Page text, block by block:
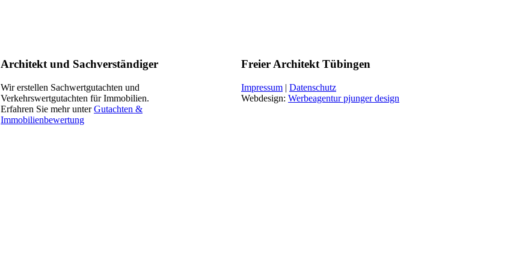
Architekt und Sachverständiger
Wir erstellen Sachwertgutachten und
Verkehrswertgutachten für Immobilien.
Erfahren Sie mehr unterGutachten &
Immobilienbewertung
Freier Architekt Tübingen
Impressum | Datenschutz
Webdesign: Werbeagentur pjunger design